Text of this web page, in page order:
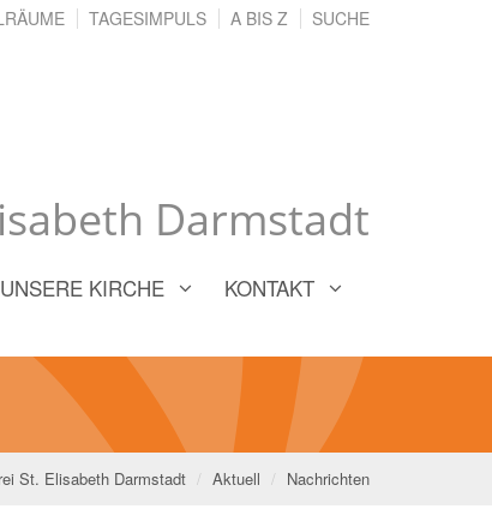
Darmstadt
TAGESIMPULS A BIS Z SUCHE
UNSERE KIRCHE KONTAKT
St. Elisabeth Darmstadt Aktuell Nachrichten